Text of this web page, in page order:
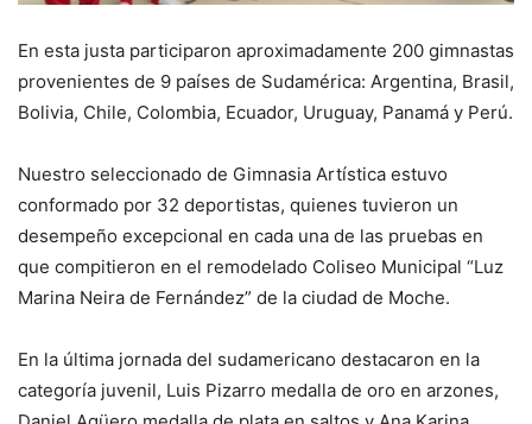
En esta justa participaron aproximadamente 200 gimnastas
provenientes de 9 países de Sudamérica: Argentina, Brasil,
Bolivia, Chile, Colombia, Ecuador, Uruguay, Panamá y Perú.
Nuestro seleccionado de Gimnasia Artística estuvo
conformado por 32 deportistas, quienes tuvieron un
desempeño excepcional en cada una de las pruebas en
que compitieron en el remodelado Coliseo Municipal “Luz
Marina Neira de Fernández” de la ciudad de Moche.
En la última jornada del sudamericano destacaron en la
categoría juvenil, Luis Pizarro medalla de oro en arzones,